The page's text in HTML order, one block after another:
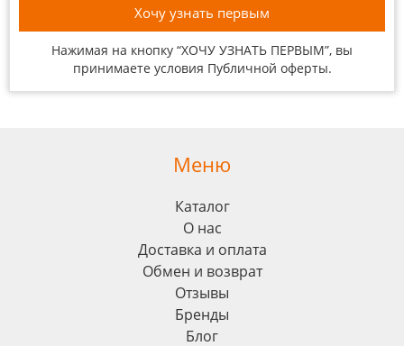
Нажимая на кнопку “ХОЧУ УЗНАТЬ ПЕРВЫМ”, вы
принимаете условия Публичной оферты.
Меню
Каталог
О нас
Доставка и оплата
Обмен и возврат
Отзывы
Бренды
Блог